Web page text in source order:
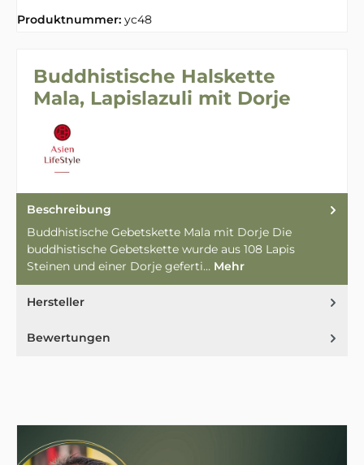
Produktnummer: yc48
Buddhistische Halskette
Mala, Lapislazuli mit Dorje
Beschreibung
Buddhistische Gebetskette Mala mit Dorje Die
buddhistische Gebetskette wurde aus 108 Lapis
Steinen und einer Dorje geferti… Mehr
Hersteller
Bewertungen